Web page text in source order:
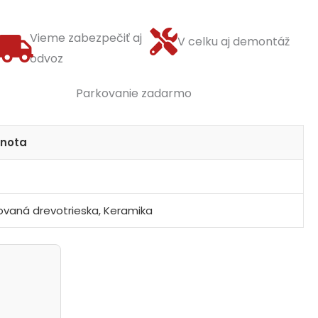
Vieme zabezpečiť aj
odvoz
V celku aj demontáž
Parkovanie zadarmo
drevotrieska, Keramika